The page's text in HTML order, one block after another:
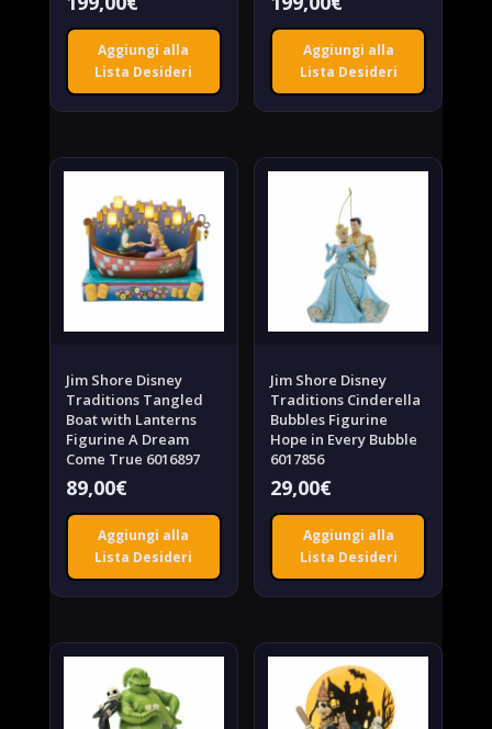
Aggiungi alla
Lista Desideri
Aggiungi alla
Lista Desideri
Jim Shore Disney
Traditions Tangled
Boat with Lanterns
Figurine A Dream
Come True 6016897
89,00€
Aggiungi alla
Lista Desideri
Jim Shore Disney
Traditions Cinderella
Bubbles Figurine
Hope in Every Bubble
6017856
29,00€
Aggiungi alla
Lista Desideri